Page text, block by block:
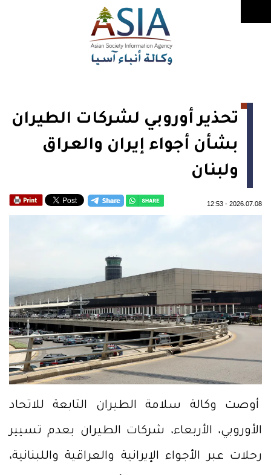
تحذير أوروبي لشركات الطيران
بشأن أجواء إيران والعراق
ولبنان
2026.07.08
-
12:53
أوصت وكالة سلامة الطيران التابعة للاتحاد
الأوروبي، الأربعاء، شركات الطيران بعدم تسيير
رحلات عبر الأجواء الإيرانية والعراقية واللبنانية،